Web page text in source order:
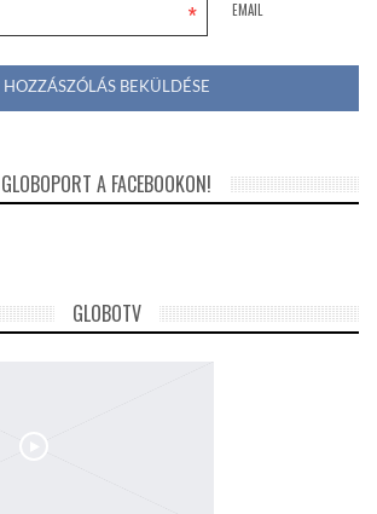
EMAIL
*
GLOBOPORT A FACEBOOKON!
GLOBOTV